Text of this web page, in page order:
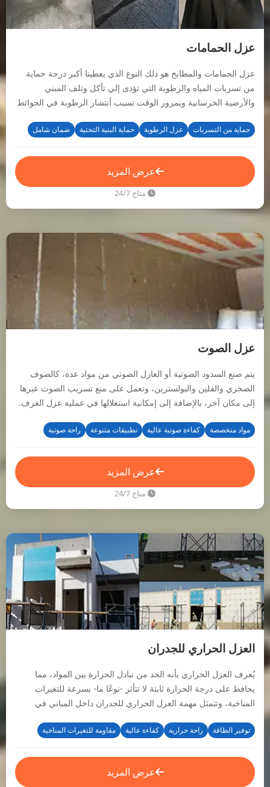
عزل الحمامات
عزل الحمامات والمطابخ هو ذلك النوع الذي يعطينا أكبر درجة حماية
من تسربات المياه والرطوبة التي تؤدى إلي تأكل وتلف المبني
والأرضية الخرسانية وبمرور الوقت تسبب أنتشار الرطوبة في الحوائط
حماية من التسربات عزل الرطوبة حماية البنية التحتية ضمان شامل
عرض المزيد
متاح 24/7
عزل الصوت
يتم صنع السدود الصوتية أو العازل الصوتي من مواد عدة، كالصوف
الصخري والفلين والبولسترين، وتعمل على منع تسريب الصوت عبرها
إلى مكان آخر، بالإضافة إلى إمكانية استغلالها في عملية عزل الغرف.
مواد متخصصة كفاءة صوتية عالية تطبيقات متنوعة راحة صوتية
عرض المزيد
متاح 24/7
العزل الحراري للجدران
يُعرف العزل الحراري بأنه الحد من تبادل الحرارة بين المواد، مما
يحافظ على درجة الحرارة ثابتة لا تتأثر -نوعًا ما- بسرعة للتغيرات
المناخية، وتتمثل مهمة العزل الحراري للجدران داخل المباني في
توفير الطاقة راحة حرارية كفاءة عالية مقاومة للتغيرات المناخية
عرض المزيد